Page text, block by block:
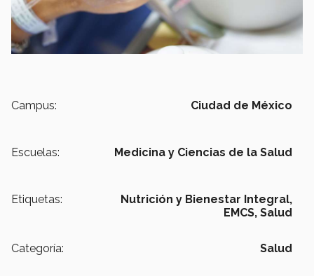
Campus: Ciudad de México
Escuelas: Medicina y Ciencias de la Salud
Etiquetas:
Nutrición y Bienestar Integral,
EMCS, Salud
Categoría: Salud